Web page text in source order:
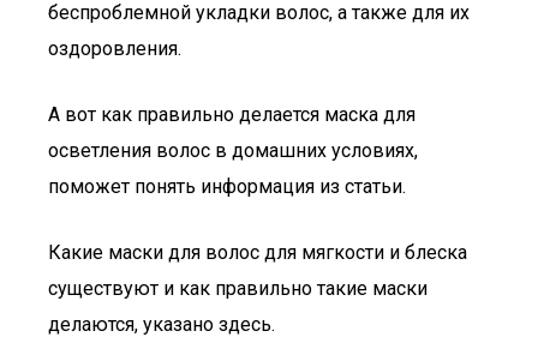
беспроблемной укладки волос, а также для их
оздоровления.
А вот как правильно делается маска для
осветления волос в домашних условиях,
поможет понять информация из статьи.
Какие маски для волос для мягкости и блеска
существуют и как правильно такие маски
делаются, указано здесь.